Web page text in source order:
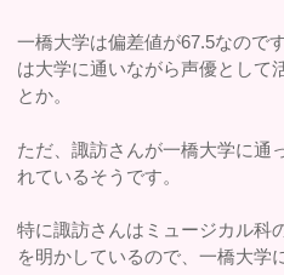
一橋大学は偏差値が67.5なので
は大学に通いながら声優として
とか。
ただ、諏訪さんが一橋大学に通
れているそうです。
特に諏訪さんはミュージカル科
を明かしているので、一橋大学